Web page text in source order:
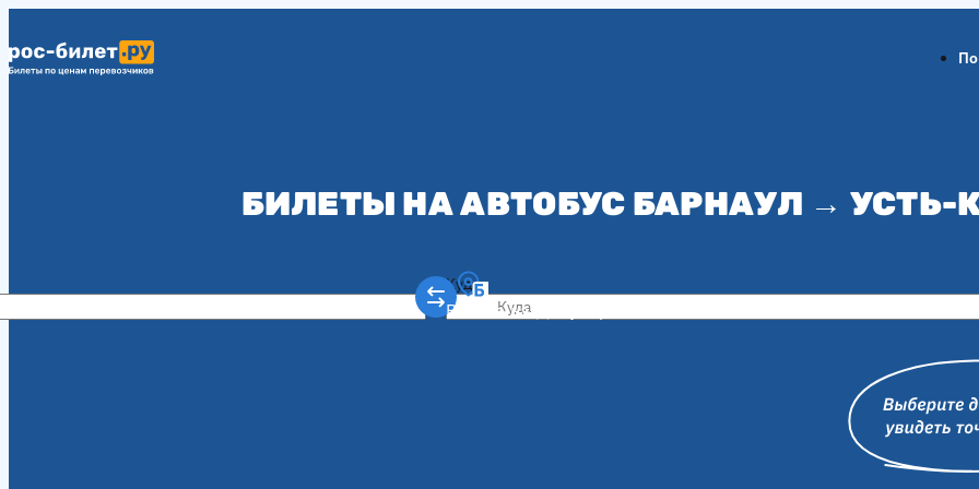
БИЛЕТЫ НА АВТОБУС БАРНАУЛ → УСТЬ-
Куда
Ростов-на-Дону